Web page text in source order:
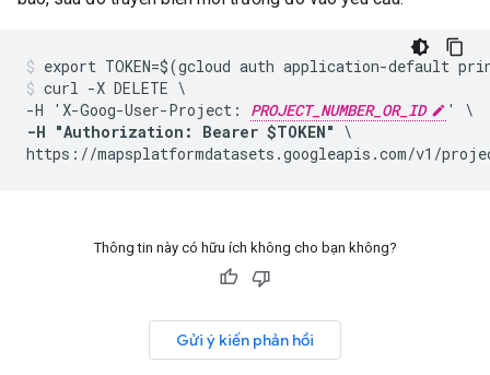
curl -X DELETE \
-H 'X-Goog-User-Project: PROJECT_NUMBER_OR_ID
-H "Authorization: Bearer $TOKEN" \
https://mapsplatformdatasets.googleapis.com/v1/
Thông tin này có hữu ích không cho bạn không?
Gửi ý kiến phản hồi